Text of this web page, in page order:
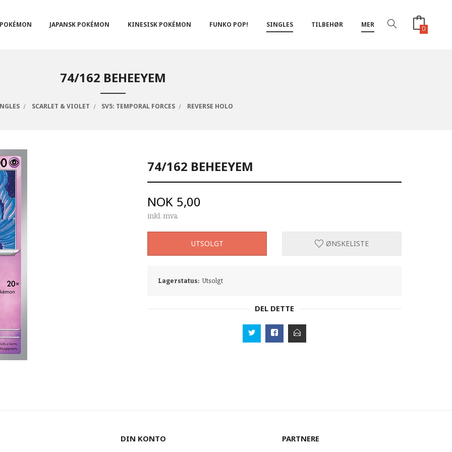
POKÉMON JAPANSK POKÉMON KINESISK POKÉMON FUNKO POP! SINGLES TILBEHØR MER 0
74/162 BEHEEYEM
SCARLET & VIOLET SV5: TEMPORAL FORCES REVERSE HOLO
74/162 BEHEEYEM
Pris
NOK 5,00
inkl. mva.
UTSOLGT ØNSKELISTE
Lagerstatus: Utsolgt
DEL DETTE
DIN KONTO PARTNERE